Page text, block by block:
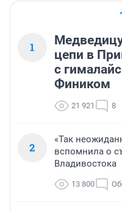
1
цепи в
с
Фиником
21 921 8
2
«Так
вспомнила о
Владивостока
13 800